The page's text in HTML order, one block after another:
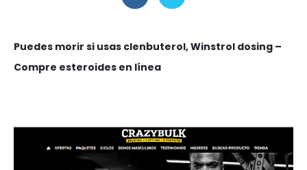
Puedes morir si usas clenbuterol, Winstrol dosing –
Compre esteroides en línea